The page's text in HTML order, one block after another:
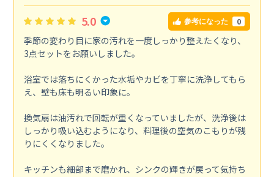
5.0 参考になった 0
季節の変わり目に家の汚れを一度しっかり整えたくなり、
3点セットをお願いしました。
浴室では落ちにくかった水垢やカビを丁寧に洗浄してもら
え、壁も床も明るい印象に。
換気扇は油汚れで回転が重くなっていましたが、洗浄後は
しっかり吸い込むようになり、料理後の空気のこもりが残
りにくくなりました。
キッチンも細部まで磨かれ、シンクの輝きが戻って気持ち